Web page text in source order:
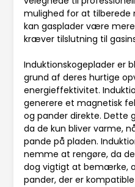
mulighed for at tilberede
kan gasplader være
kræver tilslutning til
Induktionskogeplader er
grund af deres hurtige
energieffektivitet.
generere et magnetisk
og pander direkte. Dette
da de kun bliver varme,
pande på pladen.
nemme at rengøre, da
dog vigtigt at bemærke,
pander, der er